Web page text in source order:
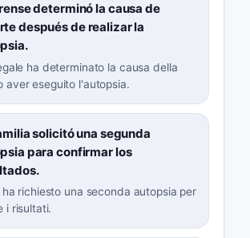
determinó la causa de
después de realizar la
ha determinato la causa della
aver eseguito l'autopsia.
solicitó una segunda
para confirmar los
richiesto una seconda autopsia per
i risultati.